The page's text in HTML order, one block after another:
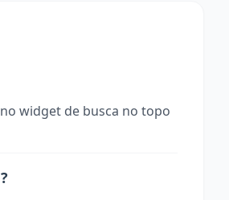
widget de busca no topo